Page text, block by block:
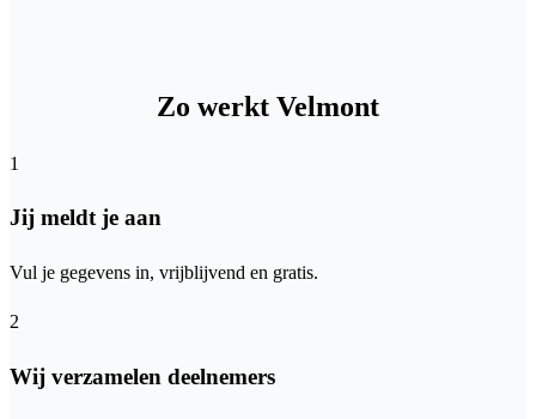
Zo werkt Velmont
1
Jij meldt je aan
Vul je gegevens in, vrijblijvend en gratis.
2
Wij verzamelen deelnemers